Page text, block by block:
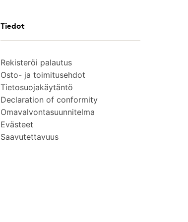
Tiedot
Rekisteröi palautus
Osto- ja toimitusehdot
Tietosuojakäytäntö
Declaration of conformity
Omavalvontasuunnitelma
Evästeet
Saavutettavuus